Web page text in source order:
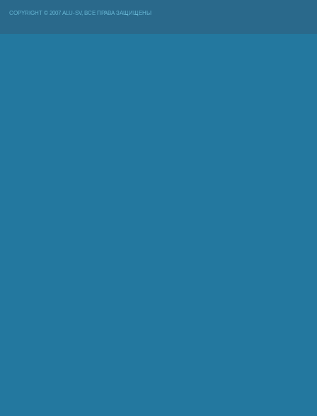
COPYRIGHT © 2007 ALU-SV, ВСЕ ПРАВА ЗАЩИЩЕНЫ